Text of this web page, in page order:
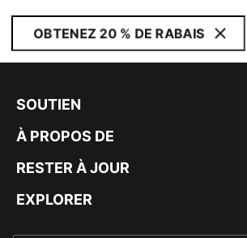
OBTENEZ 20 % DE RABAIS
SOUTIEN
À PROPOS DE
RESTER À JOUR
EXPLORER